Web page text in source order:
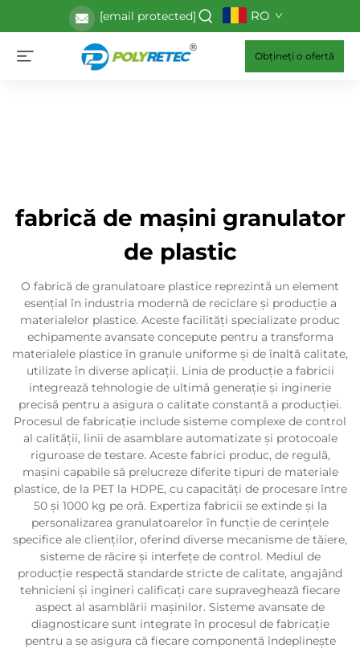
[email protected] RO
Obțineți o ofertă
fabrică de mașini granulator
de plastic
O fabrică de granulatoare plastice reprezintă un element
esențial în industria modernă de reciclare și producție a
materialelor plastice. Aceste facilități specializate produc
echipamente avansate concepute pentru a transforma
materialele plastice în granule uniforme și de înaltă calitate,
utilizate în diverse aplicații. Linia de producție a fabricii
integrează tehnologie de ultimă generație și inginerie
precisă pentru a asigura o calitate constantă a producției.
Procesul de fabricație include sisteme complexe de control
al calității, linii de asamblare automatizate și protocoale
riguroase de testare. Aceste fabrici produc, de regulă,
mașini capabile să prelucreze diferite tipuri de materiale
plastice, de la PET la HDPE, cu capacități de procesare între
50 și 1000 kg pe oră. Expertiza fabricii se extinde și la
personalizarea granulatoarelor în funcție de cerințele
specifice ale clienților, oferind diverse mecanisme de tăiere,
sisteme de răcire și interfețe de control. Mediul de
producție respectă standarde stricte de calitate, angajând
tehnicieni și ingineri calificați care supraveghează fiecare
aspect al asamblării mașinilor. Sisteme avansate de
diagnosticare sunt integrate în procesul de fabricație
pentru a se asigura că fiecare componentă îndeplinește